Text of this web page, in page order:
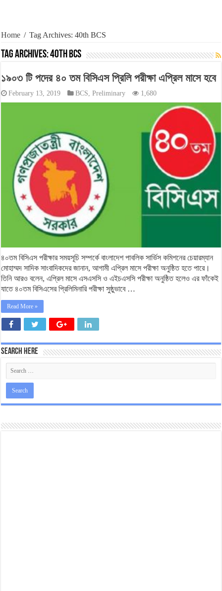
Home / Tag Archives: 40th BCS
Tag Archives:40th BCS
১৯০৩ টি পদের ৪০ তম বিসিএস প্রিলি পরীক্ষা এপ্রিল মাসে হবে
February 13, 2019 BCS,Preliminary 1,680
৪০তম বিসিএস পরীক্ষার সময়সূচি সম্পর্কে বাংলাদেশ পাবলিক সার্ভিস কমিশনের চেয়ারম্যান
মোহাম্মদ সাদিক সাংবাদিকদের জানান, আগামী এপ্রিল মাসে পরীক্ষা অনুষ্ঠিত হতে পারে।
তিনি আরও বলেন, এপ্রিল মাসে এসএসসি ও এইচএসসি পরীক্ষা অনুষ্ঠিত হলেও এর ফাঁকেই
যাতে ৪০তম বিসিএসের প্রিলিমিনারি পরীক্ষা সুষ্ঠুভাবে …
Read More »
Search Here